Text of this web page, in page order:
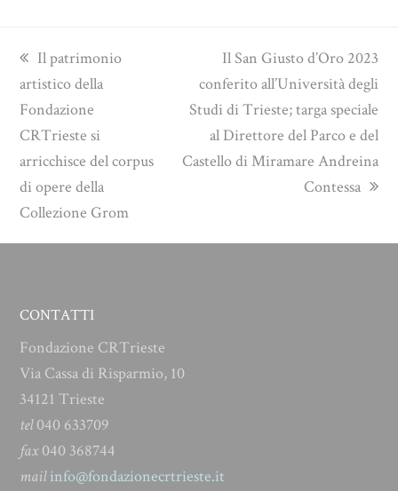
previous
post:
Il patrimonio
artistico della
Fondazione
CRTrieste si
arricchisce del corpus
di opere della
Collezione Grom
next
post:
Il San Giusto d’Oro 2023
conferito all’Università degli
Studi di Trieste; targa speciale
al Direttore del Parco e del
Castello di Miramare Andreina
Contessa
CONTATTI
Fondazione CRTrieste
Via Cassa di Risparmio, 10
34121 Trieste
tel040 633709
fax040 368744
mailinfo@fondazionecrtrieste.it